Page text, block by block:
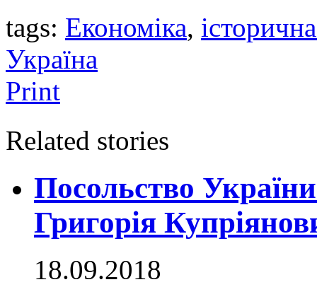
tags: Економіка,
Україна
Print
Related stories
Посольство
Григорія
18.09.2018